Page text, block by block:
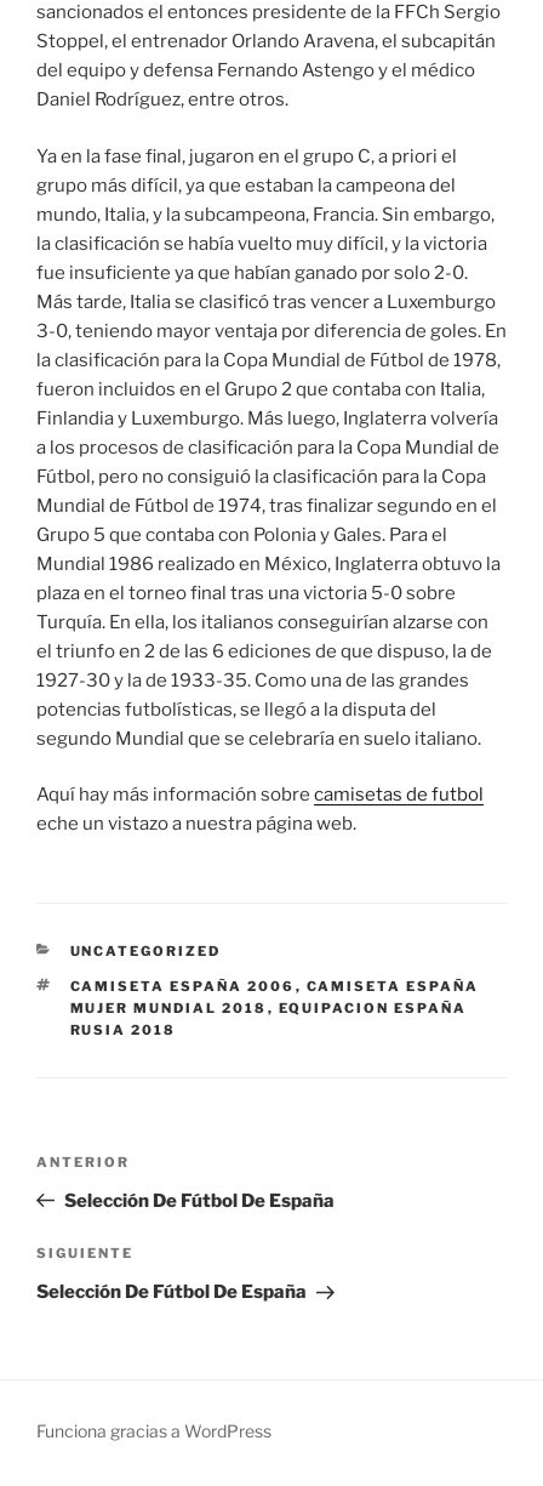
sancionados el entonces presidente de la FFCh Sergio
Stoppel, el entrenador Orlando Aravena, el subcapitán
del equipo y defensa Fernando Astengo y el médico
Daniel Rodríguez, entre otros.
Ya en la fase final, jugaron en el grupo C, a priori el
grupo más difícil, ya que estaban la campeona del
mundo, Italia, y la subcampeona, Francia. Sin embargo,
la clasificación se había vuelto muy difícil, y la victoria
fue insuficiente ya que habían ganado por solo 2-0.
Más tarde, Italia se clasificó tras vencer a Luxemburgo
3-0, teniendo mayor ventaja por diferencia de goles. En
la clasificación para la Copa Mundial de Fútbol de 1978,
fueron incluidos en el Grupo 2 que contaba con Italia,
Finlandia y Luxemburgo. Más luego, Inglaterra volvería
a los procesos de clasificación para la Copa Mundial de
Fútbol, pero no consiguió la clasificación para la Copa
Mundial de Fútbol de 1974, tras finalizar segundo en el
Grupo 5 que contaba con Polonia y Gales. Para el
Mundial 1986 realizado en México, Inglaterra obtuvo la
plaza en el torneo final tras una victoria 5-0 sobre
Turquía. En ella, los italianos conseguirían alzarse con
el triunfo en 2 de las 6 ediciones de que dispuso, la de
1927-30 y la de 1933-35. Como una de las grandes
potencias futbolísticas, se llegó a la disputa del
segundo Mundial que se celebraría en suelo italiano.
Aquí hay más información sobre camisetas de futbol
eche un vistazo a nuestra página web.
CATEGORÍAS
UNCATEGORIZED
ETIQUETAS
CAMISETA ESPAÑA 2006 , CAMISETA ESPAÑA
MUJER MUNDIAL 2018 , EQUIPACION ESPAÑA
RUSIA 2018
entradas
Entrada
anterior:
ANTERIOR
Selección De Fútbol De España
Siguiente
entrada
SIGUIENTE
Selección De Fútbol De España
Funciona gracias a WordPress